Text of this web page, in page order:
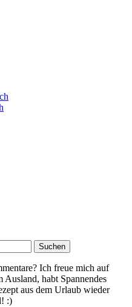
Ich freue mich auf
habt Spannendes
aus dem Urlaub wieder
:)